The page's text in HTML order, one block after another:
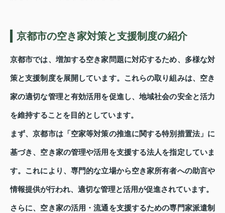
京都市の空き家対策と支援制度の紹介
京都市では、増加する空き家問題に対応するため、多様な対
策と支援制度を展開しています。これらの取り組みは、空き
家の適切な管理と有効活用を促進し、地域社会の安全と活力
を維持することを目的としています。
まず、京都市は「空家等対策の推進に関する特別措置法」に
基づき、空き家の管理や活用を支援する法人を指定していま
す。これにより、専門的な立場から空き家所有者への助言や
情報提供が行われ、適切な管理と活用が促進されています。
さらに、空き家の活用・流通を支援するための専門家派遣制